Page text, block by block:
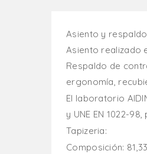
Asiento y
Asiento realizado
Respaldo de
ergonomía,
El laboratorio
y UNE EN 1022-
Tapizeria:
Composición: